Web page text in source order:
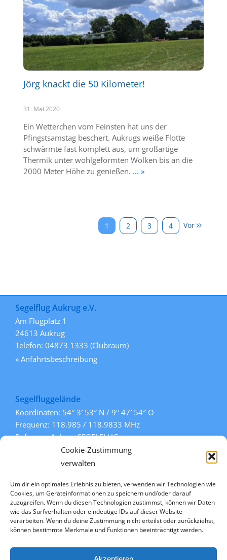
Cookie-Zustimmung
verwalten
Um dir ein optimales Erlebnis zu bieten, verwenden wir Technologien wie
Cookies, um Geräteinformationen zu speichern und/oder darauf
zuzugreifen. Wenn du diesen Technologien zustimmst, können wir Daten
wie das Surfverhalten oder eindeutige IDs auf dieser Website
verarbeiten. Wenn du deine Zustimmung nicht erteilst oder zurückziehst,
können bestimmte Merkmale und Funktionen beeinträchtigt werden.
Jörg knackt die 50 Kilometer!
31. Mai 2020
Ein Wetterchen vom Feinsten hat uns der
Pfingstsamstag beschert. Aukrugs weiße Flotte
schwärmte fast komplett aus, um großartige
Thermik unter wohlgeformten Wolken bis an die
2000 Meter Höhe zu genießen. ... »
1 2 3 4 Vor
Segelflug Aukrug e.V.
Am Flugplatz 1
24613 Aukrug
Telefon: 04873 1333 (Clubraum)
» Anfahrtsbeschreibung
Segelfluggelände
Koordinaten: 54° 3′ 53″ N / 9° 47′ 54″ O
Frequenz: 118.985 / 118.9833 MHz
Rufname: Aukrug SEGELFLUG
Pisten: 108° / 288° (Gras)
» mehr Informationen
Links
» Kontakt
» Datenschutz